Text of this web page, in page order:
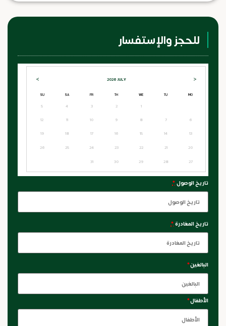
للحجز والإستفسار
<
JULY
2026
>
MO
TU
WE
TH
FR
SA
SU
1
2
3
4
5
6
7
8
9
10
11
12
13
14
15
16
17
18
19
20
21
22
23
24
25
26
27
28
29
30
31
تاريخ الوصول*
تاريخ المغادرة*
البالغين*
الأطفال*